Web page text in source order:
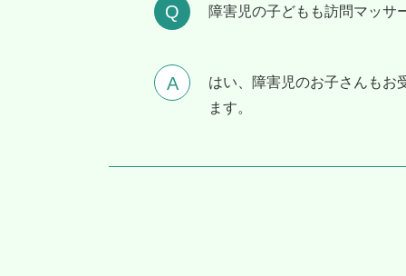
障害児の⼦どもも訪問マッサ
はい、障害児のお子さんもお
ます。